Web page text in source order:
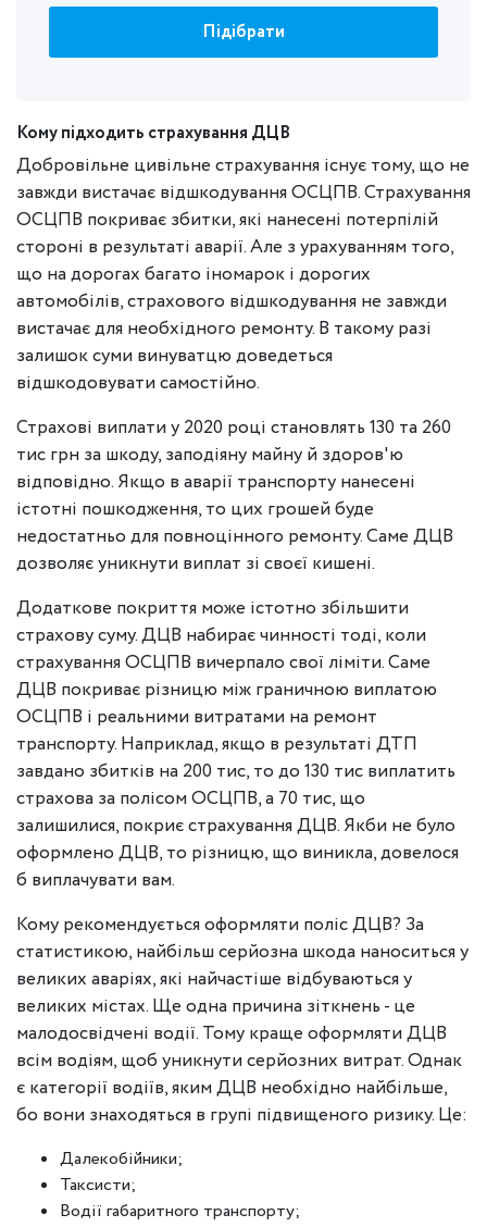
Підібрати
Кому підходить страхування ДЦВ
Добровільне цивільне страхування існує тому, що не
завжди вистачає відшкодування ОСЦПВ. Страхування
ОСЦПВ покриває збитки, які нанесені потерпілій
стороні в результаті аварії. Але з урахуванням того,
що на дорогах багато іномарок і дорогих
автомобілів, страхового відшкодування не завжди
вистачає для необхідного ремонту. В такому разі
залишок суми винуватцю доведеться
відшкодовувати самостійно.
Страхові виплати у 2020 році становлять 130 та 260
тис грн за шкоду, заподіяну майну й здоров'ю
відповідно. Якщо в аварії транспорту нанесені
істотні пошкодження, то цих грошей буде
недостатньо для повноцінного ремонту. Саме ДЦВ
дозволяє уникнути виплат зі своєї кишені.
Додаткове покриття може істотно збільшити
страхову суму. ДЦВ набирає чинності тоді, коли
страхування ОСЦПВ вичерпало свої ліміти. Саме
ДЦВ покриває різницю між граничною виплатою
ОСЦПВ і реальними витратами на ремонт
транспорту. Наприклад, якщо в результаті ДТП
завдано збитків на 200 тис, то до 130 тис виплатить
страхова за полісом ОСЦПВ, а 70 тис, що
залишилися, покриє страхування ДЦВ. Якби не було
оформлено ДЦВ, то різницю, що виникла, довелося
б виплачувати вам.
Кому рекомендується оформляти поліс ДЦВ? За
статистикою, найбільш серйозна шкода наноситься у
великих аваріях, які найчастіше відбуваються у
великих містах. Ще одна причина зіткнень - це
малодосвідчені водії. Тому краще оформляти ДЦВ
всім водіям, щоб уникнути серйозних витрат. Однак
є категорії водіїв, яким ДЦВ необхідно найбільше,
бо вони знаходяться в групі підвищеного ризику. Це:
Далекобійники;
Таксисти;
Водії габаритного транспорту;